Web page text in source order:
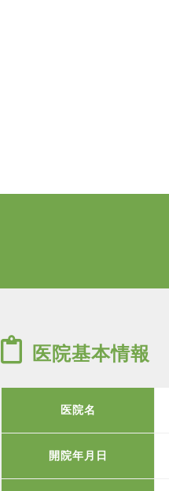
医院基本情報
医院名
開院年月日